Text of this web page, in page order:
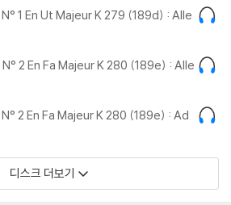
그 외 K.283 (no.5), K.311 (no.8), K.330 (no.
(no.13)는 그녀가 어린 시절부터 가장 좋아해
울 예술의전당 콘서트홀
1 En Ut Majeur K 279 (189d) : Alle
2 En Fa Majeur K 280 (189e) : Alle
2 En Fa Majeur K 280 (189e) : Ad
디스크 더보기